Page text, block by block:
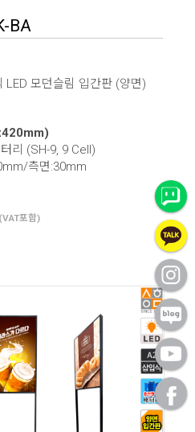
BA
LED 모던슬림 입간판 (양면)
리 (SH-9, 9 Cell)
측면:30mm
(VAT포함)